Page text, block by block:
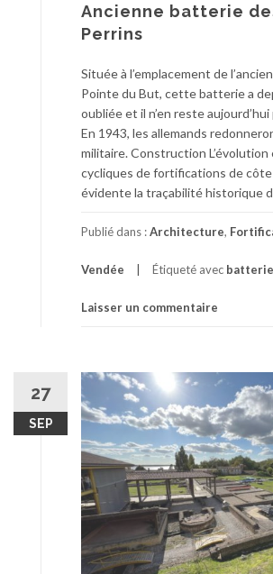
Ancienne batterie
Perrins
Située à l’emplacement de
Pointe du But, cette batterie a
oubliée et il n’en reste
En 1943, les allemands
militaire. Construction L’évolution
cycliques de fortifications de
évidente la traçabilité historique
Publié dans :Architecture,
Vendée Étiqueté avec batterie
Laisser un commentaire
27
SEP